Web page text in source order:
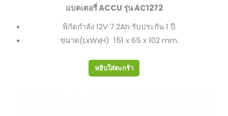
แบตเตอรี่ ACCU รุ่น AC1272
พิกัดกำลัง 12V 7.2Ah รับประกัน 1 ปี
ขนาด(LxWxH) 151 x 65 x 102 mm.
หยิบใส่ตะกร้า